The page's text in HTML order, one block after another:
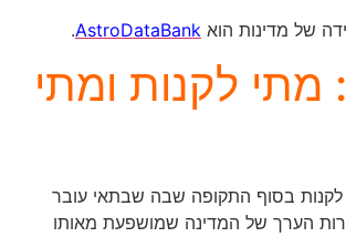
של מדינות הוא AstroDataBank
.
עקרון 5: מתי לקנות ומתי
לקנות בסוף התקופה שבה שבתאי עובר
הערך של המדינה שמושפעת מאותו